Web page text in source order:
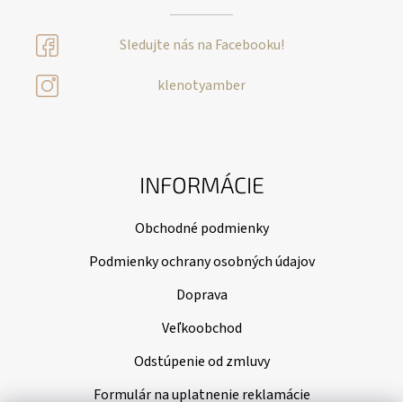
Sledujte nás na Facebooku!
klenotyamber
INFORMÁCIE
Obchodné podmienky
Podmienky ochrany osobných údajov
Doprava
Veľkoobchod
Odstúpenie od zmluvy
Formulár na uplatnenie reklamácie